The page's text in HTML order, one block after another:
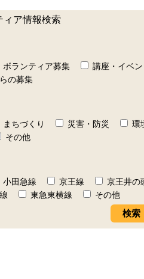
ィア情報検索
ボランティア募集 講座・イベン
の募集
まちづくり 災害・防災 環
その他
小田急線 京王線 京王井の
東急東横線 その他